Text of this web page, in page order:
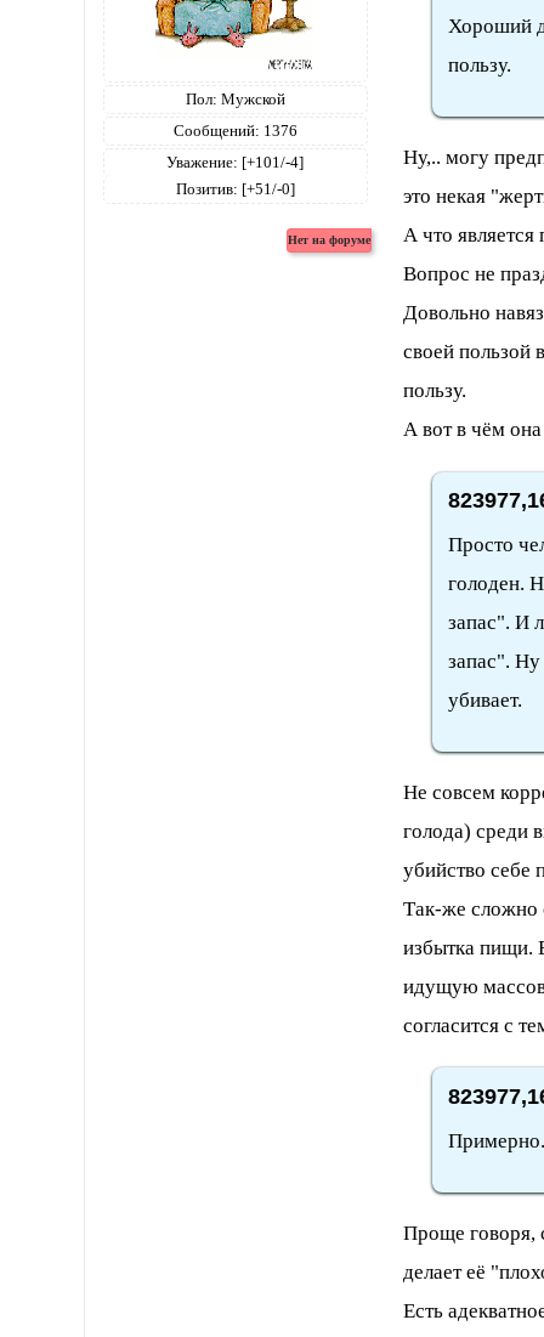
Пол: Мужской
Сообщений: 1376
Уважение: [+101/-4]
Позитив: [+51/-0]
Хороший
пользу.
Ну,.. могу
это некая
А что является
Вопрос не
Довольно
своей пользой
пользу.
А вот в чём
Просто
голоден.
запас". И
запас".
убивает.
Не совсем
голода) среди
убийство себе
Так-же сложно
избытка пищи.
идущую
согласится с
Проще говоря,
делает её
Есть